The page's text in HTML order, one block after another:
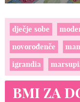
dječje sobe
novorođenče
igrandia
BMI ZA